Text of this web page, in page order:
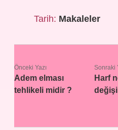
Tarih: Makaleler
Önceki Yazı
Adem elması
tehlikeli midir ?
Sonraki
Harf